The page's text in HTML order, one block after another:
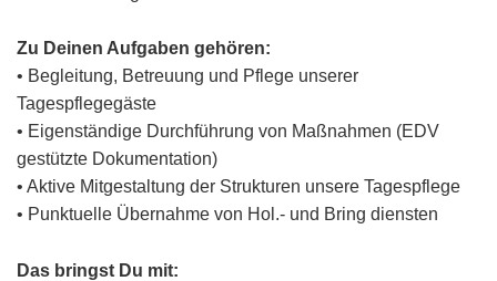
Zu Deinen Aufgaben gehören:
• Begleitung, Betreuung und Pflege unserer
Tagespflegegäste
• Eigenständige Durchführung von Maßnahmen (EDV
gestützte Dokumentation)
• Aktive Mitgestaltung der Strukturen unsere Tagespflege
• Punktuelle Übernahme von Hol.- und Bring diensten
Das bringst Du mit: